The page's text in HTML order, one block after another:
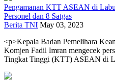
Pengamanan KTT ASEAN di
Personel dan 8 Satgas
Berita TNI May 03, 2023
<p>Kepala Badan Pemelihara
Komjen Fadil Imran mengecek
Tingkat Tinggi (KTT) ASEAN di